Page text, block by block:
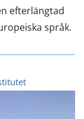
efterlängtad
språk.